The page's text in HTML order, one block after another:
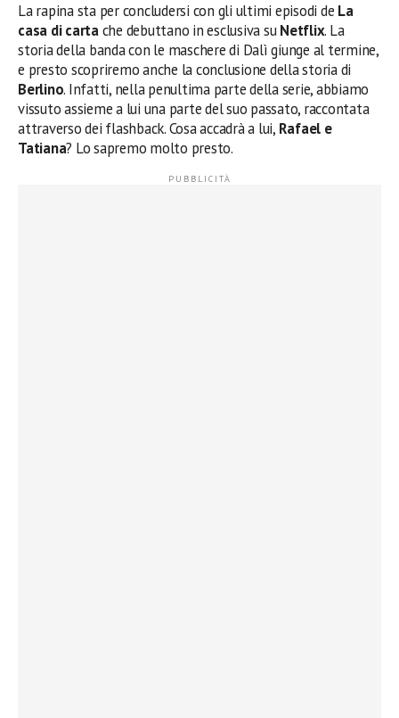
La rapina sta per concludersi con gli ultimi episodi de La
casa di cartache debuttano in esclusiva suNetflix. La
storia della banda con le maschere di Dalì giunge al termine,
e presto scopriremo anche la conclusione della storia di
Berlino. Infatti, nella penultima parte della serie, abbiamo
vissuto assieme a lui una parte del suo passato, raccontata
attraverso dei flashback. Cosa accadrà a lui, Rafael e
Tatiana? Lo sapremo molto presto.